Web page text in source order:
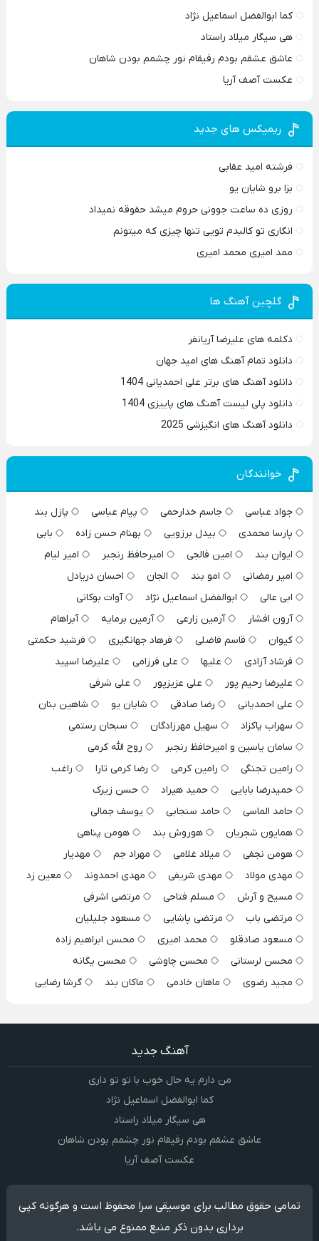
کما ابوالفضل اسماعیل نژاد
هی سیگار میلاد راستاد
عاشق عشقم بودم رفیقام نور چشمم بودن شاهان
عکست آصف آریا
ریمیکس های جدید
فرشته امید عقابی
بزا برو شایان یو
روزی ده ساعت جوونی حروم میشد حقوقه نمیداد
انگاری تو کالبدم تویی تنها چیزی که میتونم
ممد امیری محمد امیری
گلچین آهنگ ها
دکلمه های علیرضا آریانفر
دانلود تمام آهنگ های امید جهان
دانلود آهنگ های برتر علی احمدیانی 1404
دانلود پلی لیست آهنگ های پاییزی 1404
دانلود آهنگ های انگیزشی 2025
خوانندگان
جواد عباسی جاسم خدارحمی پیام عباسی
پازل بند
پارسا محمدی
بیدل برزویی بهنام حسن زاده
بابی
ایوان بند
امین فالجی امیرحافظ رنجبر
امیر لیام
امیر رمضانی
امو بند الجان
احسان دریادل
ابی عالی
ابوالفضل اسماعیل نژاد
آوات بوکانی
آرون افشار
آرمین زارعی آرمین برمایه
آبراهام
کیوان
قاسم فاضلی فرهاد جهانگیری
فرشید حکمتی
فرشاد آزادی
علیها علی فرزامی
علیرضا اسپید
علیرضا رحیم پور
علی عزیزپور
علی شرفی
علی احمدیانی
رضا صادقی شایان یو
شاهین بنان
سهراب پاکزاد
سهیل مهرزادگان
سبحان رستمی
سامان یاسین و امیرحافظ رنجبر
روح الله کرمی
رامین تجنگی
رامین کرمی رضا کرمی تارا
راغب
حمیدرضا بابایی
حمید هیراد
حسن زیرک
حامد الماسی
حامد سنجابی
یوسف جمالی
همایون شجریان
هوروش بند
هومن پناهی
هومن نجفی
میلاد غلامی مهراد جم
مهدیار
مهدی مولاد
مهدی شریفی مهدی احمدوند
معین زد
مسیح و آرش
مسلم فتاحی
مرتضی اشرفی
مرتضی باب
مرتضی پاشایی
مسعود جلیلیان
مسعود صادقلو
محمد امیری
محسن ابراهیم زاده
محسن لرستانی
محسن چاوشی
محسن یگانه
مجید رضوی
ماهان خادمی ماکان بند گرشا رضایی
آهنگ جدید
من دارم یه حال خوب با تو تو داری
کما ابوالفضل اسماعیل نژاد
هی سیگار میلاد راستاد
عاشق عشقم بودم رفیقام نور چشمم بودن شاهان
عکست آصف آریا
تمامی حقوق مطالب برای موسیقی سرا محفوظ است و هرگونه کپی
برداری بدون ذکر منبع ممنوع می باشد.